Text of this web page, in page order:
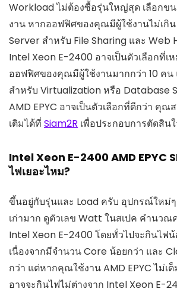
Workload ไม่ต้องซื้อรุ่นใหญ่สุด เลือกข
งาน หากออฟฟิศของคุณมีผู้ใช้งานไม่เกิน
Server สำหรับ File Sharing และ Web
Intel Xeon E-2400 อาจเป็นตัวเลือกที่เ
ออฟฟิศของคุณมีผู้ใช้งานมากกว่า 10 คน
สำหรับ Virtualization หรือ Database
AMD EPYC อาจเป็นตัวเลือกที่ดีกว่า คุณ
เติมได้ที่ Siam2R เพื่อประกอบการตัดสิน
Intel Xeon E-2400 AMD EPYC
ไฟเยอะไหม?
ขึ้นอยู่กับรุ่นและ Load ครับ อุปกรณ์ใหม่
เก่ามาก ดูตัวเลข Watt ในสเปค คำนวณ
Intel Xeon E-2400 โดยทั่วไปจะกินไฟน้
เนื่องจากมีจำนวน Core น้อยกว่า และ
กว่า แต่หากคุณใช้งาน AMD EPYC ไม่เ
อาจจะกินไฟไม่ต่างจาก Intel Xeon E-